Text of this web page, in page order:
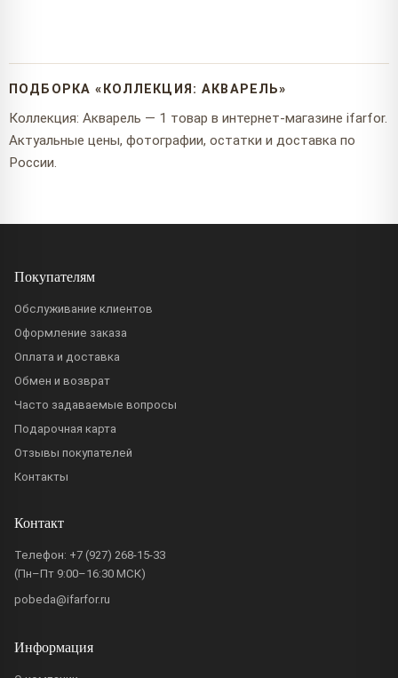
ПОДБОРКА «КОЛЛЕКЦИЯ: АКВАРЕЛЬ»
Коллекция: Акварель — 1 товар в интернет-магазине ifarfor.
Актуальные цены, фотографии, остатки и доставка по
России.
Покупателям
Обслуживание клиентов
Оформление заказа
Оплата и доставка
Обмен и возврат
Часто задаваемые вопросы
Подарочная карта
Отзывы покупателей
Контакты
Контакт
Телефон: +7 (927) 268-15-33
(Пн–Пт 9:00–16:30 МСК)
pobeda@ifarfor.ru
Информация